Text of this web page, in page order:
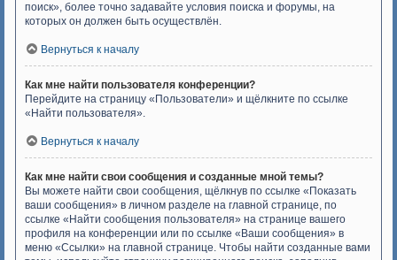
поиск», более точно задавайте условия поиска и форумы, на
которых он должен быть осуществлён.
Вернуться к началу
Как мне найти пользователя конференции?
Перейдите на страницу «Пользователи» и щёлкните по ссылке
«Найти пользователя».
Вернуться к началу
Как мне найти свои сообщения и созданные мной темы?
Вы можете найти свои сообщения, щёлкнув по ссылке «Показать
ваши сообщения» в личном разделе на главной странице, по
ссылке «Найти сообщения пользователя» на странице вашего
профиля на конференции или по ссылке «Ваши сообщения» в
меню «Ссылки» на главной странице. Чтобы найти созданные вами